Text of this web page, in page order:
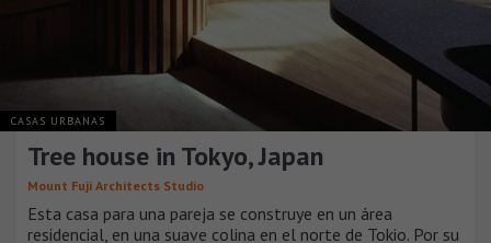
CASAS URBANAS
Tree house in Tokyo, Japan
Mount Fuji Architects Studio
Esta casa para una pareja se construye en un área
residencial, en una suave colina en el norte de Tokio. Por su